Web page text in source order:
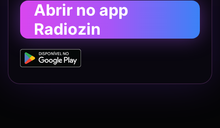
Abrir no app
Radiozin